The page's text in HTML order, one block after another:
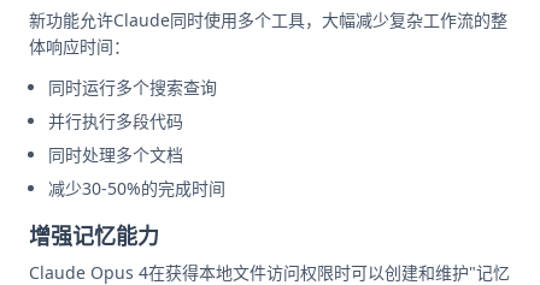
新功能允许Claude同时使用多个工具，大幅减少复杂工作流的整
体响应时间：
同时运行多个搜索查询
并行执行多段代码
同时处理多个文档
减少30-50%的完成时间
增强记忆能力
Claude Opus 4在获得本地文件访问权限时可以创建和维护"记忆